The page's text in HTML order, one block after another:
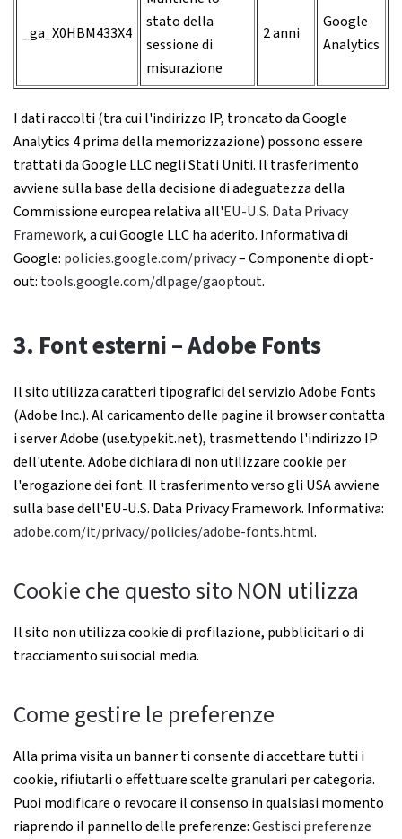
_ga_X0HBM433X4
stato della
sessione di
misurazione
2 anni
Google
Analytics
I dati raccolti (tra cui l'indirizzo IP, troncato da Google
Analytics 4 prima della memorizzazione) possono essere
trattati da Google LLC negli Stati Uniti. Il trasferimento
avviene sulla base della decisione di adeguatezza della
Commissione europea relativa all'EU-U.S. Data Privacy
Framework, a cui Google LLC ha aderito. Informativa di
Google: policies.google.com/privacy– Componente di opt-
out: tools.google.com/dlpage/gaoptout.
3. Font esterni – Adobe Fonts
Il sito utilizza caratteri tipografici del servizio Adobe Fonts
(Adobe Inc.). Al caricamento delle pagine il browser contatta
i server Adobe (use.typekit.net), trasmettendo l'indirizzo IP
dell'utente. Adobe dichiara di non utilizzare cookie per
l'erogazione dei font. Il trasferimento verso gli USA avviene
sulla base dell'EU-U.S. Data Privacy Framework. Informativa:
adobe.com/it/privacy/policies/adobe-fonts.html.
Cookie che questo sito NON utilizza
Il sito non utilizza cookie di profilazione, pubblicitari o di
tracciamento sui social media.
Come gestire le preferenze
Alla prima visita un banner ti consente di accettare tutti i
cookie, rifiutarli o effettuare scelte granulari per categoria.
Puoi modificare o revocare il consenso in qualsiasi momento
riaprendo il pannello delle preferenze:Gestisci preferenze